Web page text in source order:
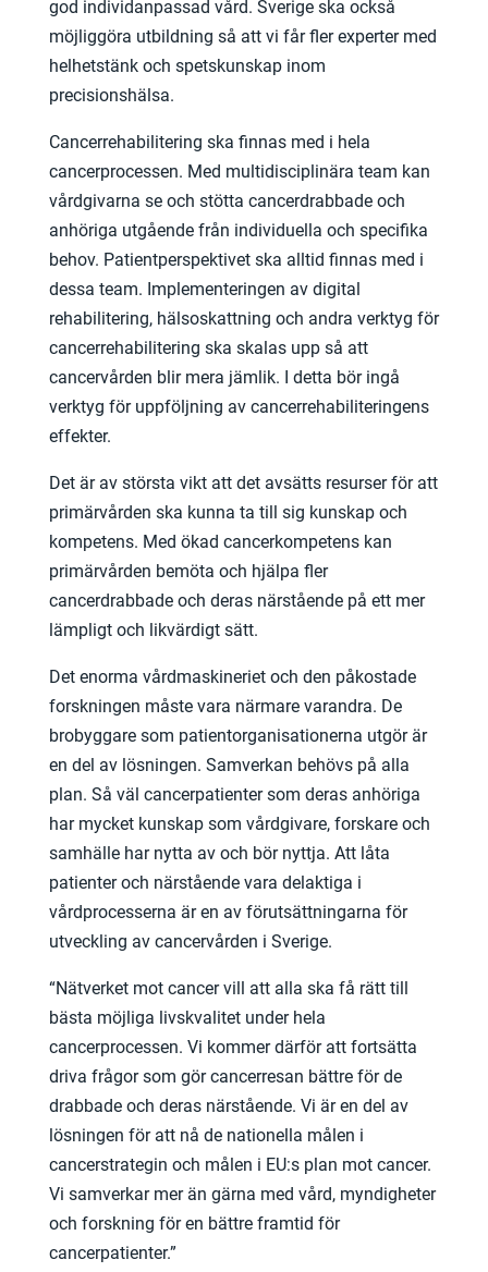
god individanpassad vård. Sverige ska också
möjliggöra utbildning så att vi får fler experter med
helhetstänk och spetskunskap inom
precisionshälsa.
Cancerrehabilitering ska finnas med i hela
cancerprocessen. Med multidisciplinära team kan
vårdgivarna se och stötta cancerdrabbade och
anhöriga utgående från individuella och specifika
behov. Patientperspektivet ska alltid finnas med i
dessa team. Implementeringen av digital
rehabilitering, hälsoskattning och andra verktyg för
cancerrehabilitering ska skalas upp så att
cancervården blir mera jämlik. I detta bör ingå
verktyg för uppföljning av cancerrehabiliteringens
effekter.
Det är av största vikt att det avsätts resurser för att
primärvården ska kunna ta till sig kunskap och
kompetens. Med ökad cancerkompetens kan
primärvården bemöta och hjälpa fler
cancerdrabbade och deras närstående på ett mer
lämpligt och likvärdigt sätt.
Det enorma vårdmaskineriet och den påkostade
forskningen måste vara närmare varandra. De
brobyggare som patientorganisationerna utgör är
en del av lösningen. Samverkan behövs på alla
plan. Så väl cancerpatienter som deras anhöriga
har mycket kunskap som vårdgivare, forskare och
samhälle har nytta av och bör nyttja. Att låta
patienter och närstående vara delaktiga i
vårdprocesserna är en av förutsättningarna för
utveckling av cancervården i Sverige.
“Nätverket mot cancer vill att alla ska få rätt till
bästa möjliga livskvalitet under hela
cancerprocessen. Vi kommer därför att fortsätta
driva frågor som gör cancerresan bättre för de
drabbade och deras närstående. Vi är en del av
lösningen för att nå de nationella målen i
cancerstrategin och målen i EU:s plan mot cancer.
Vi samverkar mer än gärna med vård, myndigheter
och forskning för en bättre framtid för
cancerpatienter.”